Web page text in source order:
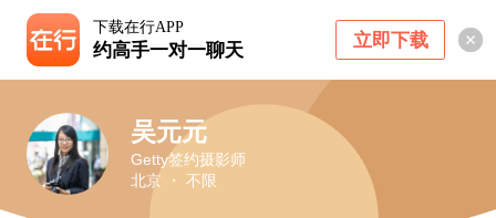
下载在行APP
约高手一对一聊天 立即下载
吴元元
Getty签约摄影师
北京 ・ 不限